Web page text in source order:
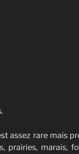
assez rare mais
prairies, marais,